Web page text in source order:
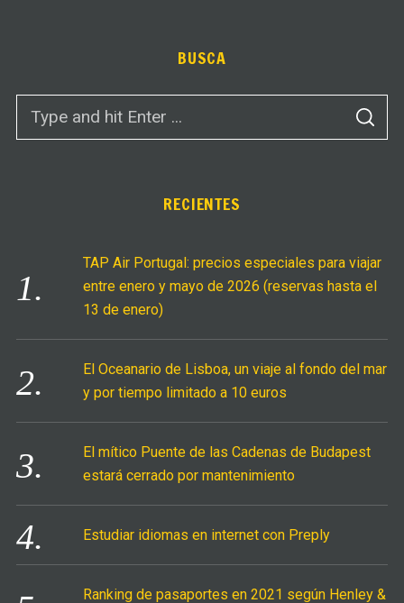
BUSCA
S
A
RECIENTES
TAP Air Portugal: precios especiales para viajar
entre enero y mayo de 2026 (reservas hasta el
13 de enero)
El Oceanario de Lisboa, un viaje al fondo del mar
y por tiempo limitado a 10 euros
El mítico Puente de las Cadenas de Budapest
estará cerrado por mantenimiento
Estudiar idiomas en internet con Preply
Ranking de pasaportes en 2021 según Henley &